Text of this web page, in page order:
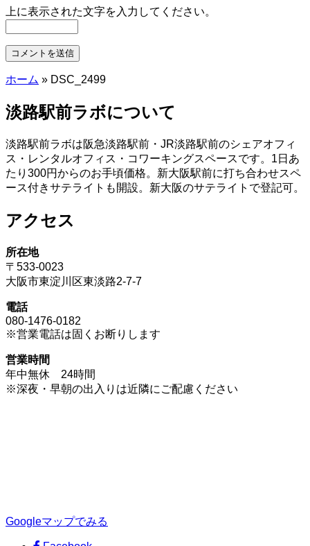
上に表示された文字を入力してください。
ホーム » DSC_2499
淡路駅前ラボについて
淡路駅前ラボは阪急淡路駅前・JR淡路駅前のシェアオフィ
ス・レンタルオフィス・コワーキングスペースです。1日あ
たり300円からのお手頃価格。新大阪駅前に打ち合わせスペ
ース付きサテライトも開設。新大阪のサテライトで登記可。
アクセス
所在地
〒533-0023
大阪市東淀川区東淡路2-7-7
電話
080-1476-0182
※営業電話は固くお断りします
営業時間
年中無休 24時間
※深夜・早朝の出入りは近隣にご配慮ください
Googleマップでみる